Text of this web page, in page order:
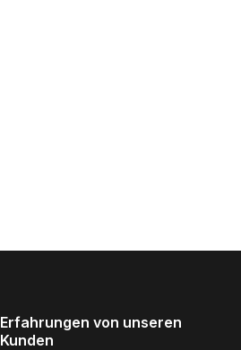
Erfahrungen von unseren
Kunden